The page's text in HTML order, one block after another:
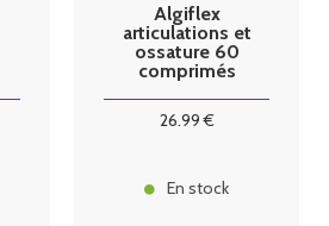
Algiflex
articulations et
ossature 60
comprimés
26.99€
En stock